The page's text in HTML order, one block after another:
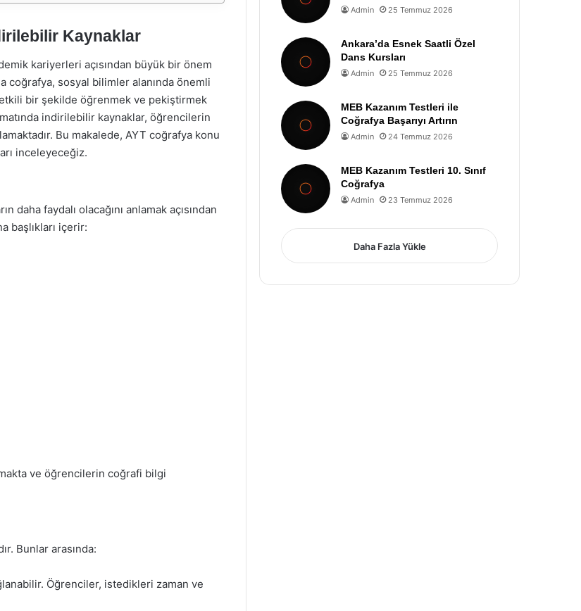
Kaynaklar
kariyerleri açısından büyük bir önem
coğrafya, sosyal bilimler alanında önemli
bir şekilde öğrenmek ve pekiştirmek
indirilebilir kaynaklar, öğrencilerin
Bu makalede, AYT coğrafya konu
inceleyeceğiz.
daha faydalı olacağını anlamak açısından
başlıkları içerir:
ve öğrencilerin coğrafi bilgi
Bunlar arasında:
Öğrenciler, istedikleri zaman ve
Admin 25 Temmuz 2026
Ankara’da Esnek Saatli Özel
Dans Kursları
Admin 25 Temmuz 2026
MEB Kazanım Testleri ile
Coğrafya Başarıyı Artırın
Admin 24 Temmuz 2026
MEB Kazanım Testleri 10. Sınıf
Coğrafya
Admin 23 Temmuz 2026
Daha Fazla Yükle